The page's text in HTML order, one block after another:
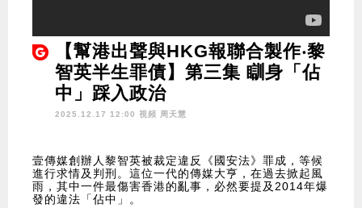
【幫港出聲與HKG報聯合製作‧黎
智英半生罪債】第三集 瞓身「佔
中」踩入政治
2025.12.17 12:00 視頻 周天慧
壹傳媒創辦人黎智英被裁定違反《國安法》罪成，等候
進行求情及判刑。這位一代的傳媒大亨，在過去掀起風
雨，其中一件最傷害香港的亂事，必然要提及2014年爆
發的違法「佔中」。